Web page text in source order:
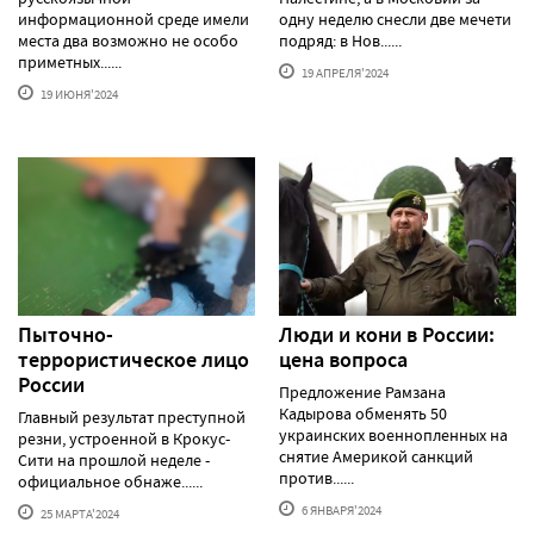
информационной среде имели
места два возможно не особо
приметных......
19 ИЮНЯ'2024
одну неделю снесли две мечети
подряд: в Нов......
19 АПРЕЛЯ'2024
Пыточно-
террористическое лицо
России
Главный результат преступной
резни, устроенной в Крокус-
Сити на прошлой неделе -
официальное обнаже......
25 МАРТА'2024
Люди и кони в России:
цена вопроса
Предложение Рамзана
Кадырова обменять 50
украинских военнопленных на
снятие Америкой санкций
против......
6 ЯНВАРЯ'2024